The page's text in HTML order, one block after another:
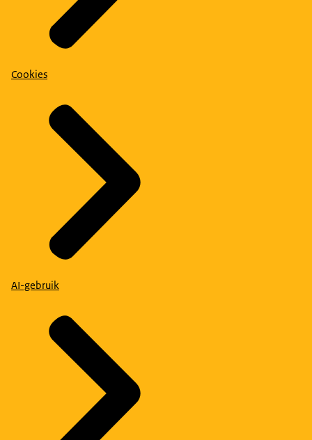
Cookies
AI-gebruik